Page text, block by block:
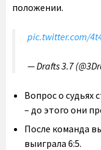
положении.
pic.twitter.com/
— Drafts 3.7
Вопрос о судьях
– до этого они
После команда
выиграла 6:5.